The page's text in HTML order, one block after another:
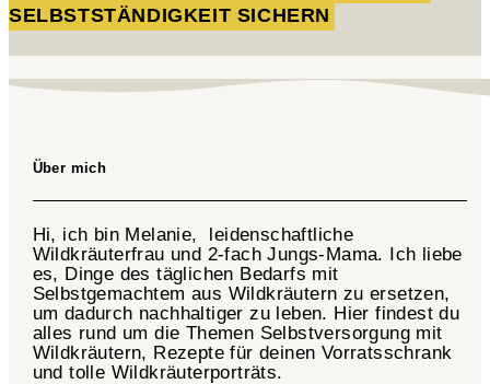
SELBSTSTÄNDIGKEIT SICHERN
Über mich
Hi, ich bin Melanie, leidenschaftliche
Wildkräuterfrau und 2-fachJungs-Mama. Ich liebe
es, Dinge des täglichen Bedarfs mit
Selbstgemachtem aus Wildkräutern zu ersetzen,
um dadurch nachhaltiger zu leben. Hier findest du
alles rund um die Themen Selbstversorgung mit
Wildkräutern, Rezepte für deinen Vorratsschrank
und tolle Wildkräuterporträts.